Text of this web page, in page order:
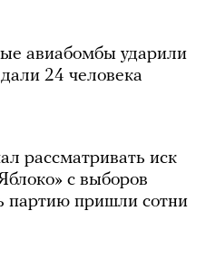
авиабомбы ударили
24 человека
рассматривать иск
с выборов
партию пришли сотни